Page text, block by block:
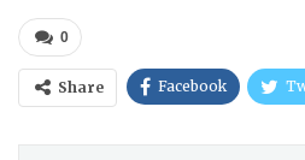
0
Share Facebook